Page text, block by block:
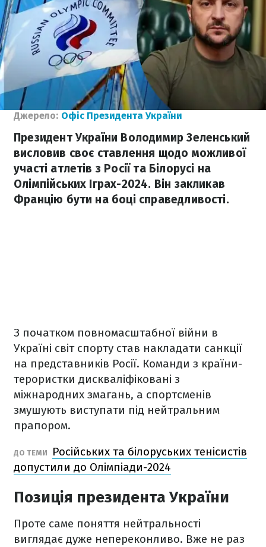
Джерело: Офіс Президента України
Президент України Володимир Зеленський
висловив своє ставлення щодо можливої
участі атлетів з Росії та Білорусі на
Олімпійських Іграх-2024. Він закликав
Францію бути на боці справедливості.
З початком повномасштабної війни в
Україні світ спорту став накладати санкції
на представників Росії. Команди з країни-
терористки дискваліфіковані з
міжнародних змагань, а спортсменів
змушують виступати під нейтральним
прапором.
ДО ТЕМИ
Російських та білоруських тенісистів
допустили до Олімпіади-2024
Позиція президента України
Проте саме поняття нейтральності
виглядає дуже непереконливо. Вже не раз